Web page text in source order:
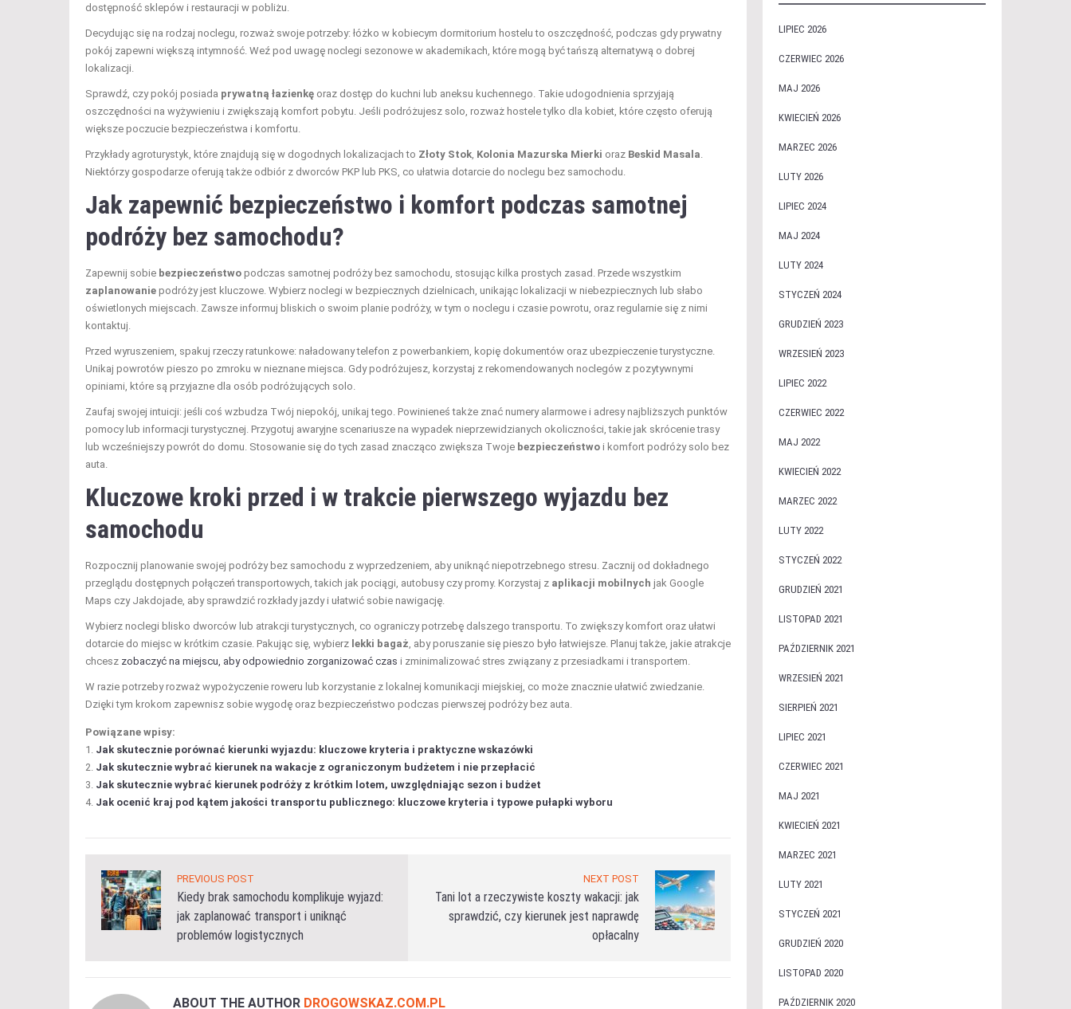
dostępność sklepów i restauracji w pobliżu.
Decydując się na rodzaj noclegu, rozważ swoje potrzeby: łóżko w kobiecym dormitorium hostelu to oszczędność, podczas gdy prywatny
pokój zapewni większą intymność. Weź pod uwagę noclegi sezonowe w akademikach, które mogą być tańszą alternatywą o dobrej
lokalizacji.
Sprawdź, czy pokój posiada prywatną łazienkę oraz dostęp do kuchni lub aneksu kuchennego. Takie udogodnienia sprzyjają
oszczędności na wyżywieniu i zwiększają komfort pobytu. Jeśli podróżujesz solo, rozważ hostele tylko dla kobiet, które często oferują
większe poczucie bezpieczeństwa i komfortu.
Przykłady agroturystyk, które znajdują się w dogodnych lokalizacjach to Złoty Stok Kolonia Mazurska Mierki oraz Beskid Masala
Niektórzy gospodarze oferują także odbiór z dworców PKP lub PKS, co ułatwia dotarcie do noclegu bez samochodu.
Jak zapewnić bezpieczeństwo i komfort podczas samotnej
podróży bez samochodu?
Zapewnij sobie bezpieczeństwo podczas samotnej podróży bez samochodu, stosując kilka prostych zasad. Przede wszystkim
zaplanowanie podróży jest kluczowe. Wybierz noclegi w bezpiecznych dzielnicach, unikając lokalizacji w niebezpiecznych lub słabo
oświetlonych miejscach. Zawsze informuj bliskich o swoim planie podróży, w tym o noclegu i czasie powrotu, oraz regularnie się z nimi
kontaktuj.
Przed wyruszeniem, spakuj rzeczy ratunkowe: naładowany telefon z powerbankiem, kopię dokumentów oraz ubezpieczenie turystyczne.
Unikaj powrotów pieszo po zmroku w nieznane miejsca. Gdy podróżujesz, korzystaj z rekomendowanych noclegów z pozytywnymi
opiniami, które są przyjazne dla osób podróżujących solo.
Zaufaj swojej intuicji: jeśli coś wzbudza Twój niepokój, unikaj tego. Powinieneś także znać numery alarmowe i adresy najbliższych punktów
pomocy lub informacji turystycznej. Przygotuj awaryjne scenariusze na wypadek nieprzewidzianych okoliczności, takie jak skrócenie trasy
lub wcześniejszy powrót do domu. Stosowanie się do tych zasad znacząco zwiększa Twoje bezpieczeństwo i komfort podróży solo bez
auta.
Kluczowe kroki przed i w trakcie pierwszego wyjazdu bez
samochodu
Rozpocznij planowanie swojej podróży bez samochodu z wyprzedzeniem, aby uniknąć niepotrzebnego stresu. Zacznij od dokładnego
przeglądu dostępnych połączeń transportowych, takich jak pociągi, autobusy czy promy. Korzystaj z aplikacji mobilnych jak Google
Maps czy Jakdojade, aby sprawdzić rozkłady jazdy i ułatwić sobie nawigację.
Wybierz noclegi blisko dworców lub atrakcji turystycznych, co ograniczy potrzebę dalszego transportu. To zwiększy komfort oraz ułatwi
dotarcie do miejsc w krótkim czasie. Pakując się, wybierz lekki bagaż , aby poruszanie się pieszo było łatwiejsze. Planuj także, jakie atrakcje
chcesz zobaczyć na miejscu, aby odpowiednio zorganizować czas i zminimalizować stres związany z przesiadkami i transportem.
W razie potrzeby rozważ wypożyczenie roweru lub korzystanie z lokalnej komunikacji miejskiej, co może znacznie ułatwić zwiedzanie.
Dzięki tym krokom zapewnisz sobie wygodę oraz bezpieczeństwo podczas pierwszej podróży bez auta.
Powiązane wpisy:
Jak skutecznie porównać kierunki wyjazdu: kluczowe kryteria i praktyczne wskazówki
Jak skutecznie wybrać kierunek na wakacje z ograniczonym budżetem i nie przepłacić
Jak skutecznie wybrać kierunek podróży z krótkim lotem, uwzględniając sezon i budżet
Jak ocenić kraj pod kątem jakości transportu publicznego: kluczowe kryteria i typowe pułapki wyboru
PREVIOUS POST
Kiedy brak samochodu komplikuje wyjazd:
jak zaplanować transport i uniknąć
problemów logistycznych
NEXT POST
Tani lot a rzeczywiste koszty wakacji: jak
sprawdzić, czy kierunek jest naprawdę
opłacalny
ABOUT THE AUTHOR DROGOWSKAZ.COM.PL
LIPIEC 2026
CZERWIEC 2026
MAJ 2026
KWIECIEŃ 2026
MARZEC 2026
LUTY 2026
LIPIEC 2024
MAJ 2024
LUTY 2024
STYCZEŃ 2024
GRUDZIEŃ 2023
WRZESIEŃ 2023
LIPIEC 2022
CZERWIEC 2022
MAJ 2022
KWIECIEŃ 2022
MARZEC 2022
LUTY 2022
STYCZEŃ 2022
GRUDZIEŃ 2021
LISTOPAD 2021
PAŹDZIERNIK 2021
WRZESIEŃ 2021
SIERPIEŃ 2021
LIPIEC 2021
CZERWIEC 2021
MAJ 2021
KWIECIEŃ 2021
MARZEC 2021
LUTY 2021
STYCZEŃ 2021
GRUDZIEŃ 2020
LISTOPAD 2020
PAŹDZIERNIK 2020